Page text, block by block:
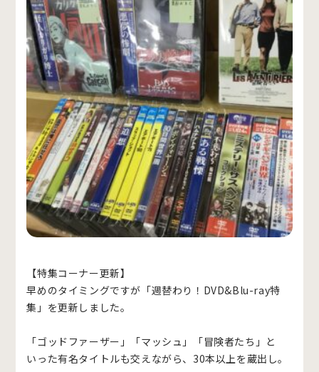
【特集コーナー更新】
早めのタイミングですが「週替わり！DVD&Blu-ray特
集」を更新しました。
「ゴッドファーザー」「マッシュ」「冒険者たち」と
いった有名タイトルも交えながら、30本以上を蔵出し。